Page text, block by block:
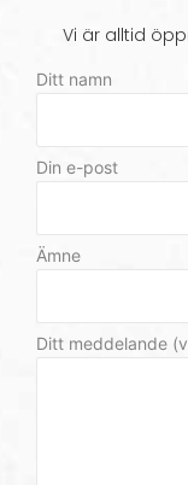
Vi är alltid
Ditt namn
Din e-post
Ämne
Ditt meddelande